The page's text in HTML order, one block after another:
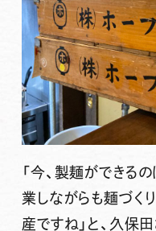
「今、製麺ができる
業しながらも麺づく
産ですね」と、久保